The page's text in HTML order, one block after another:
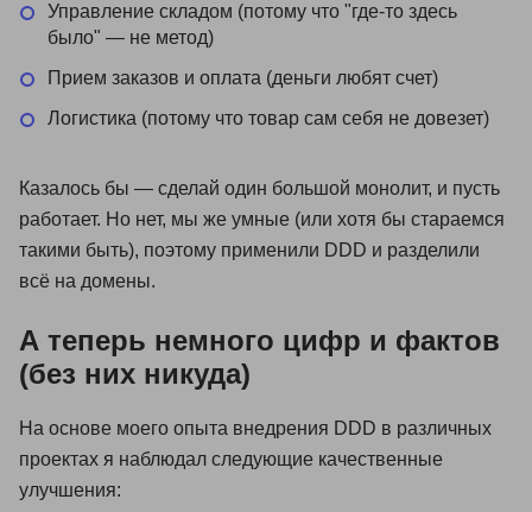
Управление складом (потому что "где-то здесь
было" — не метод)
Прием заказов и оплата (деньги любят счет)
Логистика (потому что товар сам себя не довезет)
Казалось бы — сделай один большой монолит, и пусть
работает. Но нет, мы же умные (или хотя бы стараемся
такими быть), поэтому применили DDD и разделили
всё на домены.
А теперь немного цифр и фактов
(без них никуда)
На основе моего опыта внедрения DDD в различных
проектах я наблюдал следующие качественные
улучшения: